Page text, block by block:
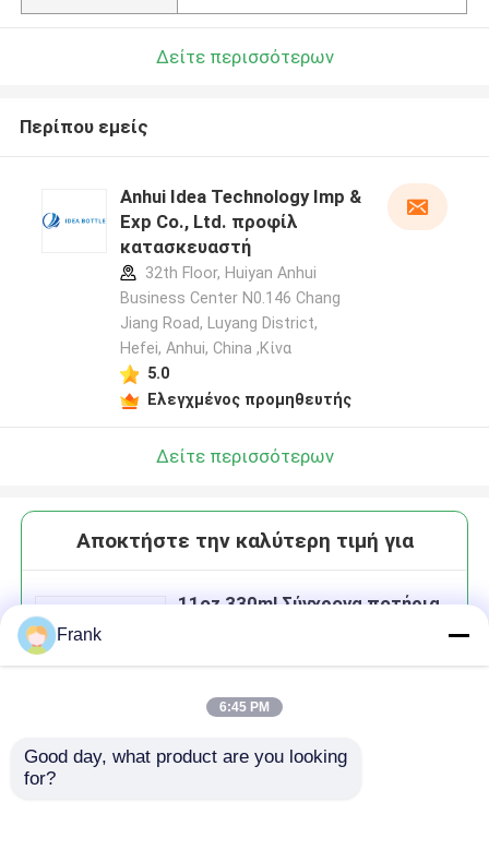
Δείτε περισσότερων
Περίπου εμείς
Anhui Idea Technology Imp &
Exp Co., Ltd. προφίλ
κατασκευαστή
32th Floor, Huiyan Anhui
Business Center N0.146 Chang
Jiang Road, Luyang District,
Hefei, Anhui, China ,Κίνα
5.0
Ελεγχμένος προμηθευτής
Δείτε περισσότερων
Αποκτήστε την καλύτερη τιμή για
11oz 330ml Σύγχρονα ποτήρια
Να συνεχίσει
Frank
6:45 PM
Good day, what product are you looking
for?